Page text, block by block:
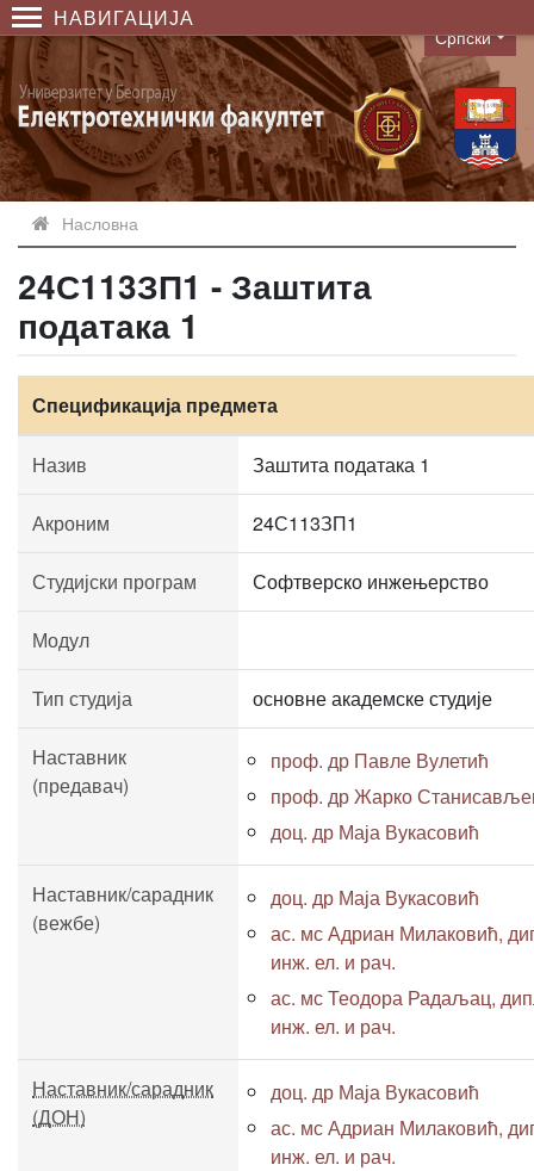
НАВИГАЦИЈА
Language
Српски
Насловна
24С113ЗП1 - Заштита
података 1
Спецификација предмета
Назив Заштита података 1
Акроним 24С113ЗП1
Студијски програм Софтверско инжењерство
Модул
Тип студија основне академске студије
Наставник
(предавач)
проф. др Павле Вулетић
проф. др Жарко
доц. др Маја Вукасовић
Наставник/сарадник
(вежбе)
доц. др Маја Вукасовић
ас. мс Адриан Милаковић,
инж. ел. и рач.
ас. мс Теодора Радаљац,
инж. ел. и рач.
Наставник/сарадник
(ДОН)
доц. др Маја Вукасовић
ас. мс Адриан Милаковић,
инж. ел. и рач.